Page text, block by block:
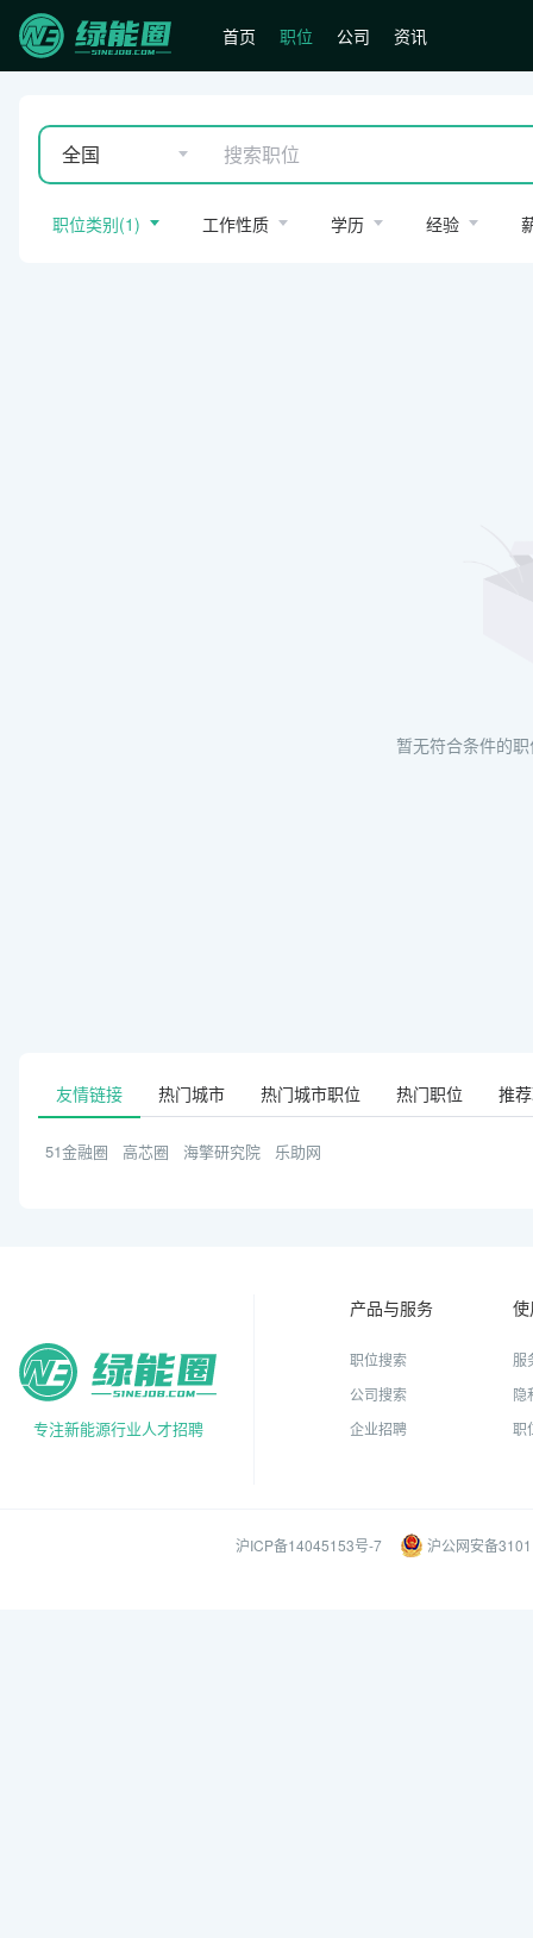
首页 职位 公司 资讯
全国
职位类别(1) 工作性质 学历 经验
暂无符合条件的
友情链接 热门城市 热门城市职位 热门职位 推
51金融圈 高芯圈 海擎研究院 乐助网
专注新能源行业人才招聘
产品与服务
职位搜索
公司搜索
企业招聘
服
隐
职
沪ICP备14045153号-7 沪公网安备